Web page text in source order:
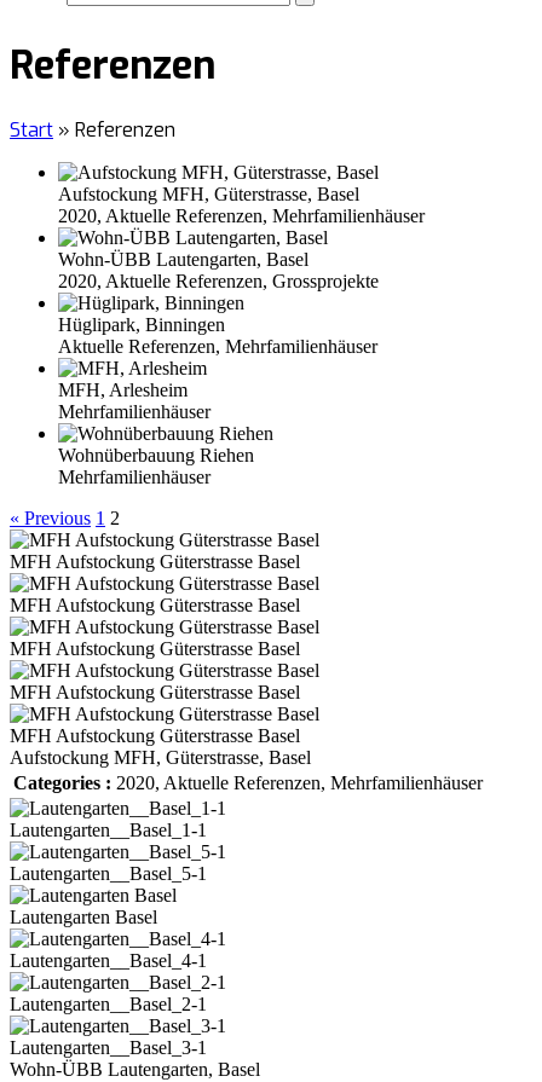
Referenzen
Start » Referenzen
Aufstockung MFH, Güterstrasse, Basel
2020, Aktuelle Referenzen, Mehrfamilienhäuser
Wohn-ÜBB Lautengarten, Basel
2020, Aktuelle Referenzen, Grossprojekte
Hüglipark, Binningen
Aktuelle Referenzen, Mehrfamilienhäuser
MFH, Arlesheim
Mehrfamilienhäuser
Wohnüberbauung Riehen
Mehrfamilienhäuser
« Previous 1 2
MFH Aufstockung Güterstrasse Basel
MFH Aufstockung Güterstrasse Basel
MFH Aufstockung Güterstrasse Basel
MFH Aufstockung Güterstrasse Basel
MFH Aufstockung Güterstrasse Basel
Aufstockung MFH, Güterstrasse, Basel
Categories : 2020, Aktuelle Referenzen, Mehrfamilienhäuser
Lautengarten__Basel_1-1
Lautengarten__Basel_5-1
Lautengarten Basel
Lautengarten__Basel_4-1
Lautengarten__Basel_2-1
Lautengarten__Basel_3-1
Wohn-ÜBB Lautengarten, Basel